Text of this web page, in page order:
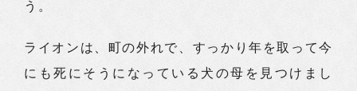
う。
ライオンは、町の外れで、すっかり年を取って今
にも死にそうになっている犬の母を見つけまし